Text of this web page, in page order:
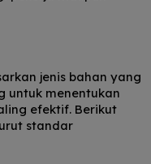
jenis bahan yang
untuk menentukan
efektif. Berikut
standar